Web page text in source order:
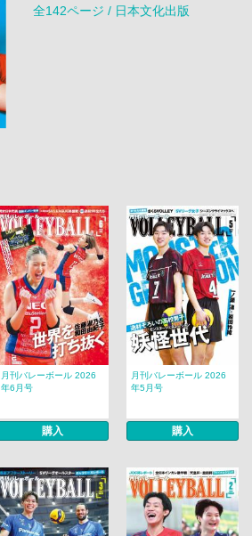
全142ページ / 日本文化出版
月刊バレーボール 2026
年6月号
購入
月刊バレーボール 2026
年5月号
購入